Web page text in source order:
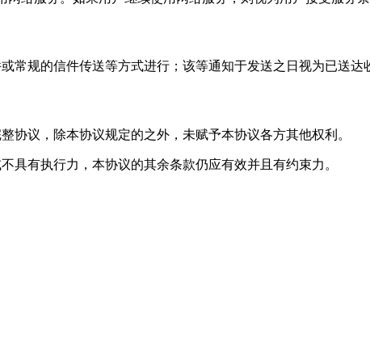
常规的信件传送等方式进行；该等通知于发送之日视为已送达
协议，除本协议规定的之外，未赋予本协议各方其他权利。
具有执行力，本协议的其余条款仍应有效并且有约束力。